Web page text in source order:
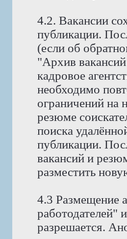
4.2. Вакансии
публикации.
(если об
"Архив
кадровое
необходимо
ограничений на
резюме
поиска
публикации.
вакансий и
разместить
4.3 Размещение
работодателей"
разрешается.